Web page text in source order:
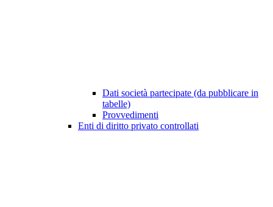
Dati società partecipate (da pubblicare in
tabelle)
Provvedimenti
Enti di diritto privato controllati